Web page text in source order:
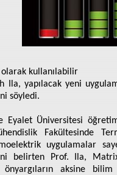
olarak kullanılabilir
Ila, yapılacak yeni
söyledi.
Eyalet Üniversitesi
Fakültesinde
uygulamalar
belirten Prof. Ila,
önyargıların aksine